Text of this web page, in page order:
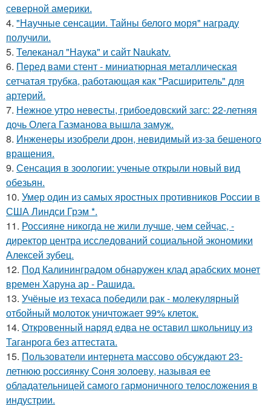
северной америки.
4. "Научные сенсации. Тайны белого моря" награду
получили.
5. Телеканал "Наука" и сайт Naukatv.
6. Перед вами стент - миниатюрная металлическая
сетчатая трубка, работающая как "Расширитель" для
артерий.
7. Нежное утро невесты, грибоедовский загс: 22-летняя
дочь Олега Газманова вышла замуж.
8. Инженеры изобрели дрон, невидимый из-за бешеного
вращения.
9. Сенсация в зоологии: ученые открыли новый вид
обезьян.
10. Умер один из самых яростных противников России в
США Линдси Грэм *.
11. Россияне никогда не жили лучше, чем сейчас, -
директор центра исследований социальной экономики
Алексей зубец.
12. Под Калининградом обнаружен клад арабских монет
времен Харуна ар - Рашида.
13. Учёные из техаса победили рак - молекулярный
отбойный молоток уничтожает 99% клеток.
14. Откровенный наряд едва не оставил школьницу из
Таганрога без аттестата.
15. Пользователи интернета массово обсуждают 23-
летнюю россиянку Соня золоеву, называя ее
обладательницей самого гармоничного телосложения в
индустрии.